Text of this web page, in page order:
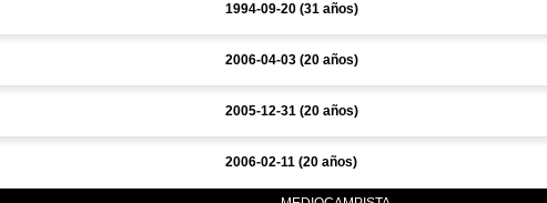
1994-09-20 (31 años)
2006-04-03 (20 años)
2005-12-31 (20 años)
2006-02-11 (20 años)